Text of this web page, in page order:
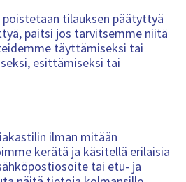
tilauksen päätyttyä
paitsi jos tarvitsemme niitä
täyttämiseksi tai
esittämiseksi tai
ilman mitään
kerätä ja käsitellä erilaisia
tai etu- ja